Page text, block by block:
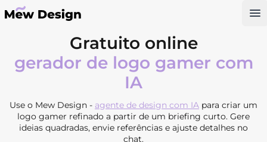
Gratuito online
gerador de logo gamer com
IA
Use o Mew Design - agente de design com IA para criar um
logo gamer refinado a partir de um briefing curto. Gere
ideias quadradas, envie referências e ajuste detalhes no
chat.